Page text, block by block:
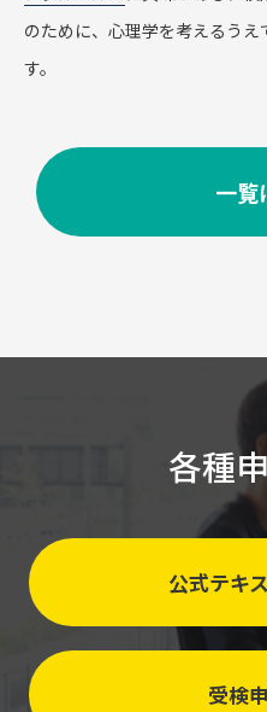
のために、心理学を考えるう
す。
一覧
各種
公式テキ
受検